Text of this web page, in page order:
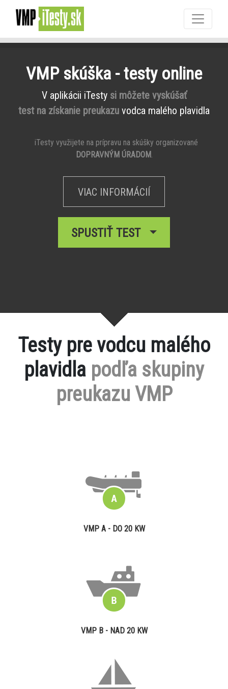
VMP skúška - testy online
V aplikácii iTesty si môžete vyskúšať
test na získanie preukazu vodca malého plavidla
iTesty využijete na prípravu na skúšky organizované
DOPRAVNÝM ÚRADOM.
VIAC INFORMÁCIÍ
SPUSTIŤ TEST
Testy pre vodcu malého
plavidla podľa skupiny
preukazu VMP
VMP A - DO 20 KW
VMP B - NAD 20 KW